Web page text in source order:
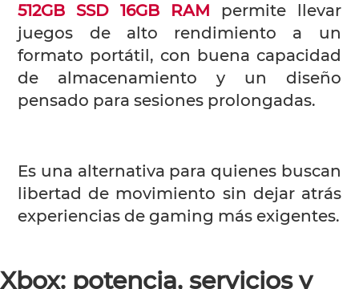
512GB SSD 16GB RAM permite llevar
juegos de alto rendimiento a un
formato portátil, con buena capacidad
de almacenamiento y un diseño
pensado para sesiones prolongadas.
Es una alternativa para quienes buscan
libertad de movimiento sin dejar atrás
experiencias de gaming más exigentes.
Xbox: potencia, servicios y